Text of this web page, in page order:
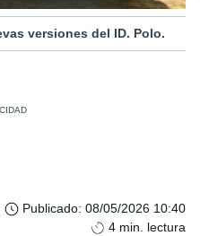
versiones del ID. Polo.
Publicado: 08/05/2026 10:40
4 min. lectura